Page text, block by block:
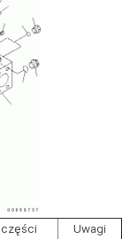
części
Uwagi